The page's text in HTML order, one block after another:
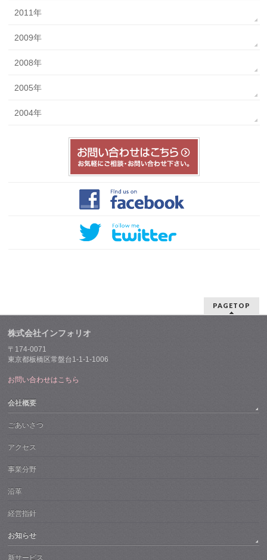
2011年
2009年
2008年
2005年
2004年
PAGETOP
株式会社インフォリオ
〒174-0071
東京都板橋区常盤台1-1-1-1006
お問い合わせはこちら
会社概要
ごあいさつ
アクセス
事業分野
沿革
経営指針
お知らせ
新サービス